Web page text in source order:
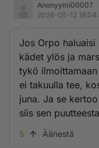
Anonyymi00007
2026-05-12
Jos Orpo
kädet ylös ja
tykö
ei takuulla tee,
juna. Ja se
siis sen
5 Äänestä